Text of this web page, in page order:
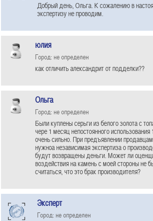
Добрый день, Ольга. К сожалению в
экспертизу не проводим.
юлия
Город: не определен
как отличить александрит от подделки??
Ольга
Город: не определен
Были куплены серьги из белого золота с
чере 1 месяц непостоянного использования
очень сильно. При предъявлении
нужноа независимая экспертиза о
будут возвращены деньги. Может ли
воздействия на камень с моей стороны не
считаться, что это брак производителя?
Эксперт
Город: не определен